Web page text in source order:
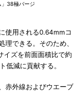
」38極バージ
使用される0.64mmコ
理できる。そのため、
イズを前面面積比で約
低減に貢献する。
赤外線およびウエーブ